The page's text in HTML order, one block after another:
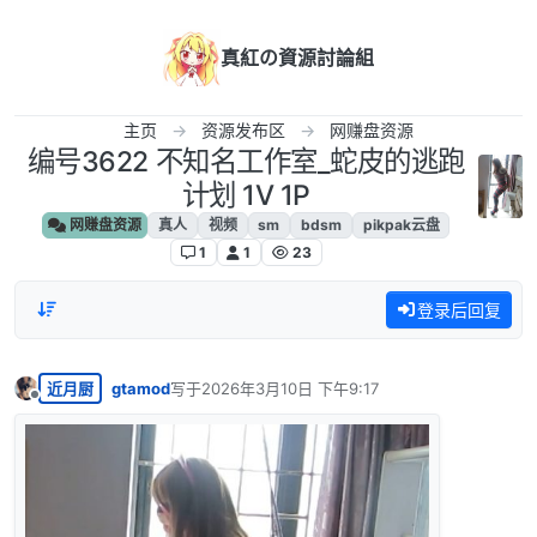
真紅の資源討論組
主页 资源发布区 网赚盘资源
编号3622 不知名工作室_蛇皮的逃跑
计划 1V 1P
网赚盘资源 真人 视频 sm bdsm
pikpak云盘
1
1 23
登录后回复
离线
近月厨 gtamod写于2026年3月10日 下午9:17
最后由 编辑